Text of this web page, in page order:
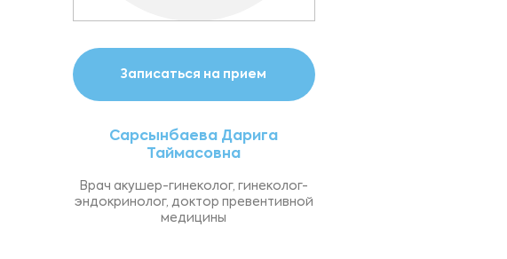
Записаться на прием
Сарсынбаева Дарига
Таймасовна
Врач акушер-гинеколог, гинеколог-
эндокринолог, доктор превентивной
медицины